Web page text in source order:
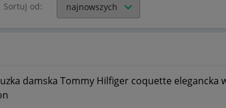
Sortuj od:
damska Tommy Hilfiger coquette elegancka